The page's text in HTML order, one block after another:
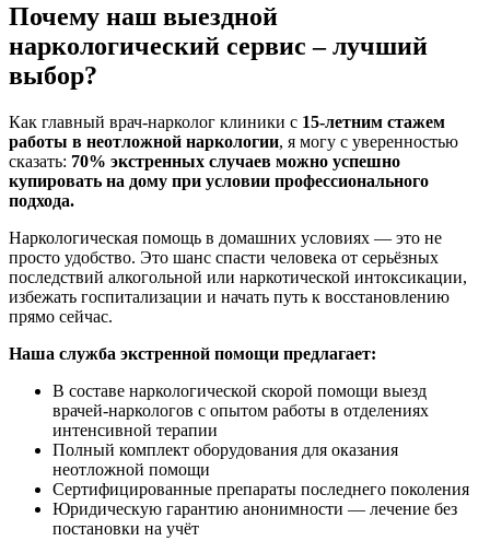
Почему наш выездной
наркологический сервис – лучший
выбор?
Как главный врач-нарколог клиники с 15-летним стажем
работы в неотложной наркологии, я могу с уверенностью
сказать: 70% экстренных случаев можно успешно
купировать на дому при условии профессионального
подхода.
Наркологическая помощь в домашних условиях — это не
просто удобство. Это шанс спасти человека от серьёзных
последствий алкогольной или наркотической интоксикации,
избежать госпитализации и начать путь к восстановлению
прямо сейчас.
Наша служба экстренной помощи предлагает:
В составе наркологической скорой помощи выезд
врачей-наркологов с опытом работы в отделениях
интенсивной терапии
Полный комплект оборудования для оказания
неотложной помощи
Сертифицированные препараты последнего поколения
Юридическую гарантию анонимности — лечение без
постановки на учёт